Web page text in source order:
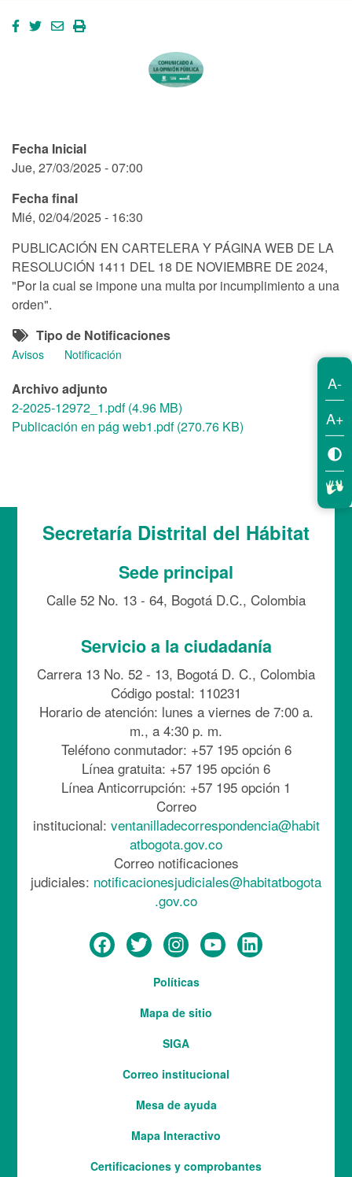
Fecha Inicial
Jue, 27/03/2025 - 07:00
Fecha final
Mié, 02/04/2025 - 16:30
PUBLICACIÓN EN CARTELERA Y PÁGINA WEB DE LA
RESOLUCIÓN 1411 DEL 18 DE NOVIEMBRE DE 2024,
"Por la cual se impone una multa por incumplimiento a una
orden".
Tipo de Notificaciones
Avisos Notificación
Archivo adjunto
2-2025-12972_1.pdf (4.96 MB)
Publicación en pág web1.pdf (270.76 KB)
Secretaría Distrital del Hábitat
Sede principal
Calle 52 No. 13 - 64, Bogotá D.C., Colombia
Servicio a la ciudadanía
Carrera 13 No. 52 - 13, Bogotá D. C., Colombia
Código postal: 110231
Horario de atención: lunes a viernes de 7:00 a.
m., a 4:30 p. m.
Teléfono conmutador: +57 195 opción 6
Línea gratuita: +57 195 opción 6
Línea Anticorrupción: +57 195 opción 1
Correo
institucional: ventanilladecorrespondencia@habit
atbogota.gov.co
Correo notificaciones
judiciales: notificacionesjudiciales@habitatbogota
.gov.co
Políticas
Mapa de sitio
SIGA
Correo institucional
Mesa de ayuda
Mapa Interactivo
ServicesCertificaciones y comprobantes
A-
A+